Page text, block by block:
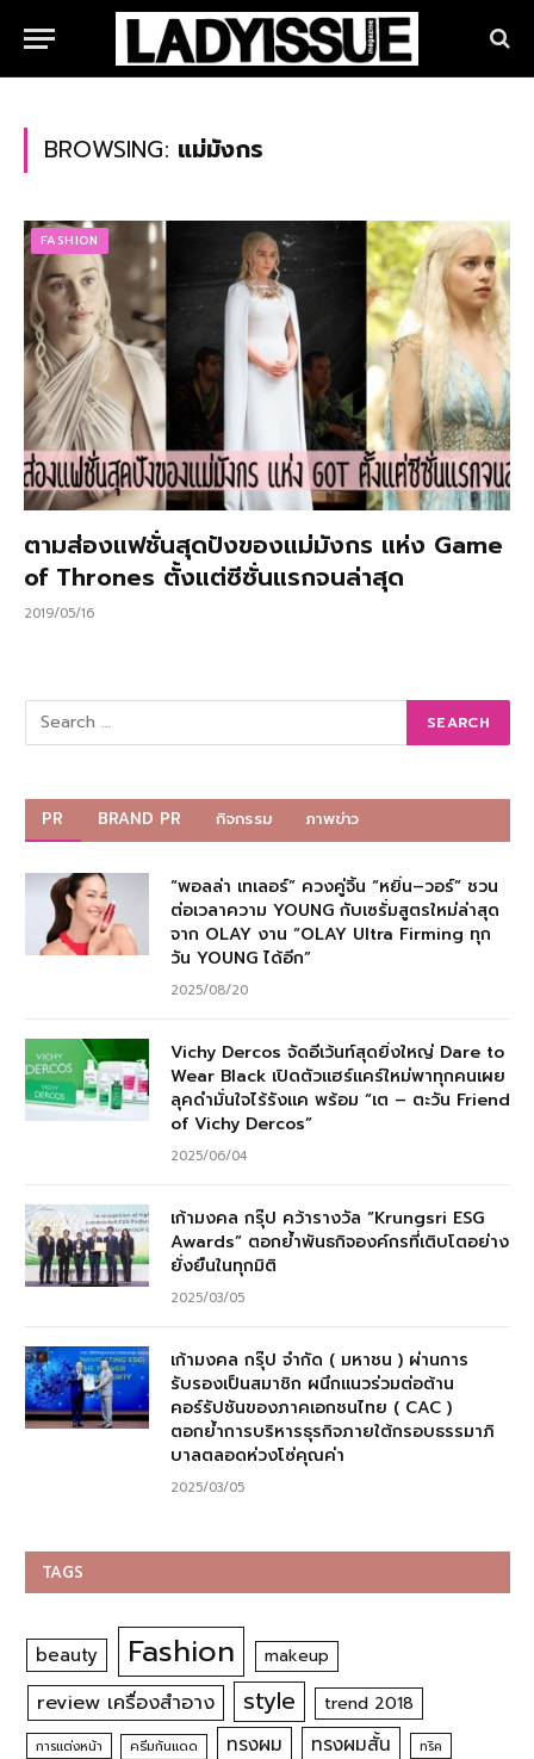
BROWSING: แม่มังกร
FASHION
ตามส่องแฟชั่นสุดปังของแม่มังกร แห่ง Game
of Thrones ตั้งแต่ซีซั่นแรกจนล่าสุด
2019/05/16
PR BRAND PR กิจกรรม ภาพข่าว
“พอลล่า เทเลอร์” ควงคู่จิ้น “หยิ่น–วอร์” ชวน
ต่อเวลาความ YOUNG กับเซรั่มสูตรใหม่ล่าสุด
จาก OLAY งาน “OLAY Ultra Firming ทุก
วัน YOUNG ได้อีก”
2025/08/20
Vichy Dercos จัดอีเว้นท์สุดยิ่งใหญ่ Dare to
Wear Black เปิดตัวแฮร์แคร์ใหม่พาทุกคนเผย
ลุคดำมั่นใจไร้รังแค พร้อม “เต – ตะวัน Friend
of Vichy Dercos”
2025/06/04
เก้ามงคล กรุ๊ป คว้ารางวัล “Krungsri ESG
Awards” ตอกย้ำพันธกิจองค์กรที่เติบโตอย่าง
ยั่งยืนในทุกมิติ
2025/03/05
เก้ามงคล กรุ๊ป จำกัด ( มหาชน ) ผ่านการ
รับรองเป็นสมาชิก ผนึกแนวร่วมต่อต้าน
คอร์รัปชันของภาคเอกชนไทย ( CAC )
ตอกย้ำการบริหารธุรกิจภายใต้กรอบธรรมาภิ
บาลตลอดห่วงโซ่คุณค่า
2025/03/05
TAGS
beauty Fashion makeup
review เครื่องสำอาง style trend 2018
การแต่งหน้า ครีมกันแดด ทรงผม ทรงผมสั้น ทริค